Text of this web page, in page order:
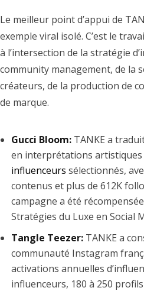
Le meilleur point d’appui de
exemple viral isolé. C’est le
à l’intersection de la stratégie
community management, de la
créateurs, de la production de
de marque.
Gucci Bloom: TANKE a
en interprétations
influenceurs sélectionnés,
contenus et plus de 612K
campagne a été
Stratégies du Luxe en Social
Tangle Teezer: TANKE a
communauté Instagram
activations annuelles
influenceurs, 180 à 250